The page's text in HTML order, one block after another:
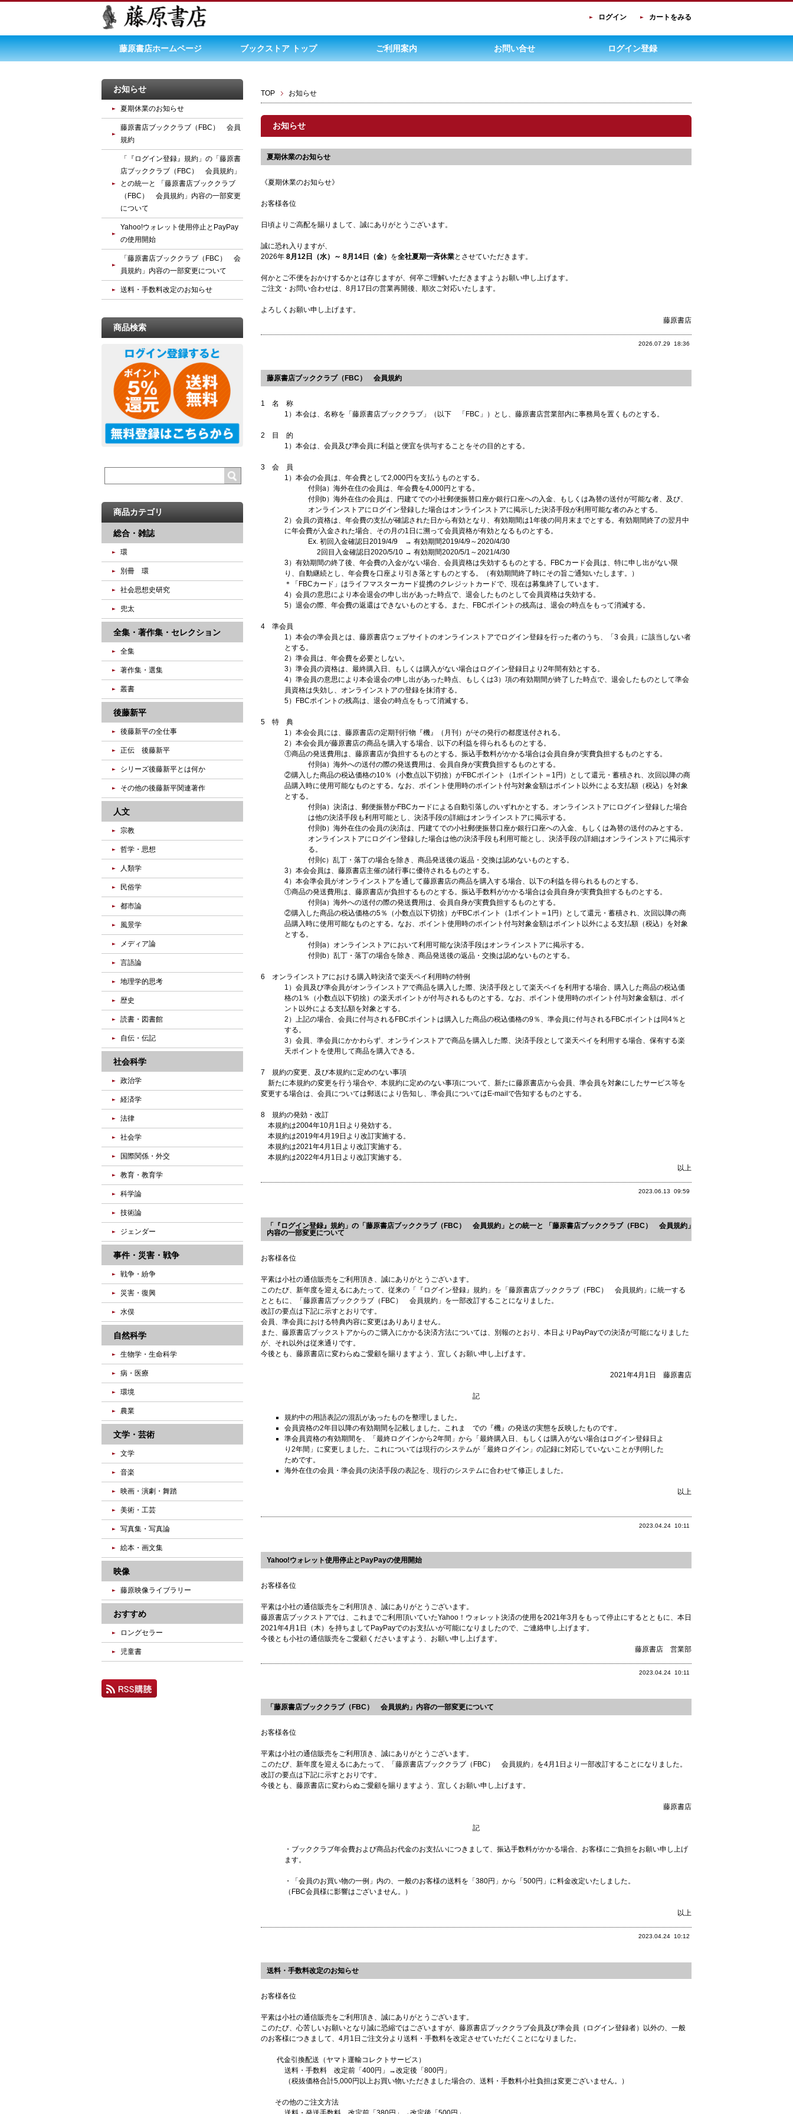
ログイン カートをみる
藤原書店ホームページ ブックストア トップ ご利用案内 お問い合せ ログイン登録
TOP お知らせ
お知らせ
夏期休業のお知らせ
《夏期休業のお知らせ》
お客様各位
日頃よりご高配を賜りまして、誠にありがとうございます。
誠に恐れ入りますが、
2026年 8月12日（水）～ 8月14日（金） を全社夏期一斉休業とさせていただきます。
何かとご不便をおかけするかとは存じますが、何卒ご理解いただきますようお願い申し上げます。
ご注文・お問い合わせは、8月17日の営業再開後、順次ご対応いたします。
よろしくお願い申し上げます。
藤原書店
2026.07.29 18:36
藤原書店ブッククラブ（FBC） 会員規約
1 名 称
1）本会は、名称を「藤原書店ブッククラブ」（以下 「FBC」）とし、藤原書店営業部内に事務局を置くものとする。
2 目 的
1）本会は、会員及び準会員に利益と便宜を供与することをその目的とする。
3 会 員
1）本会の会員は、年会費として2,000円を支払うものとする。
付則a）海外在住の会員は、年会費を4,000円とする。
付則b）海外在住の会員は、円建てでの小社郵便振替口座か銀行口座への入金、もしくは為替の送付が可能な者、及び、
オンラインストアにログイン登録した場合はオンラインストアに掲示した決済手段が利用可能な者のみとする。
2）会員の資格は、年会費の支払が確認された日から有効となり、有効期間は1年後の同月末までとする。有効期間終了の翌月中
に年会費が入金された場合、その月の1日に溯って会員資格が有効となるものとする。
Ex. 初回入金確認日2019/4/9 → 有効期間2019/4/9～2020/4/30
2回目入金確認日2020/5/10 → 有効期間2020/5/1～2021/4/30
3）有効期間の終了後、年会費の入金がない場合、会員資格は失効するものとする。FBCカード会員は、特に申し出がない限
り、自動継続とし、年会費を口座より引き落とすものとする。（有効期間終了時にその旨ご通知いたします。）
＊「FBCカード」はライフマスターカード提携のクレジットカードで、現在は募集終了しています。
4）会員の意思により本会退会の申し出があった時点で、退会したものとして会員資格は失効する。
5）退会の際、年会費の返還はできないものとする。また、FBCポイントの残高は、退会の時点をもって消滅する。
4 準会員
1）本会の準会員とは、藤原書店ウェブサイトのオンラインストアでログイン登録を行った者のうち、「3 会員」に該当しない者
とする。
2）準会員は、年会費を必要としない。
3）準会員の資格は、最終購入日、もしくは購入がない場合はログイン登録日より2年間有効とする。
4）準会員の意思により本会退会の申し出があった時点、もしくは3）項の有効期間が終了した時点で、退会したものとして準会
員資格は失効し、オンラインストアの登録を抹消する。
5）FBCポイントの残高は、退会の時点をもって消滅する。
5 特 典
1）本会会員には、藤原書店の定期刊行物『機』（月刊）がその発行の都度送付される。
2）本会会員が藤原書店の商品を購入する場合、以下の利益を得られるものとする。
①商品の発送費用は、藤原書店が負担するものとする。振込手数料がかかる場合は会員自身が実費負担するものとする。
付則a）海外への送付の際の発送費用は、会員自身が実費負担するものとする。
②購入した商品の税込価格の10％（小数点以下切捨）がFBCポイント（1ポイント＝1円）として還元・蓄積され、次回以降の商
品購入時に使用可能なものとする。なお、ポイント使用時のポイント付与対象金額はポイント以外による支払額（税込）を対象
とする。
付則a）決済は、郵便振替かFBCカードによる自動引落しのいずれかとする。オンラインストアにログイン登録した場合
は他の決済手段も利用可能とし、決済手段の詳細はオンラインストアに掲示する。
付則b）海外在住の会員の決済は、円建てでの小社郵便振替口座か銀行口座への入金、もしくは為替の送付のみとする。
オンラインストアにログイン登録した場合は他の決済手段も利用可能とし、決済手段の詳細はオンラインストアに掲示す
る。
付則c）乱丁・落丁の場合を除き、商品発送後の返品・交換は認めないものとする。
3）本会会員は、藤原書店主催の諸行事に優待されるものとする。
4）本会準会員がオンラインストアを通して藤原書店の商品を購入する場合、以下の利益を得られるものとする。
①商品の発送費用は、藤原書店が負担するものとする。振込手数料がかかる場合は会員自身が実費負担するものとする。
付則a）海外への送付の際の発送費用は、会員自身が実費負担するものとする。
②購入した商品の税込価格の5％（小数点以下切捨）がFBCポイント（1ポイント＝1円）として還元・蓄積され、次回以降の商
品購入時に使用可能なものとする。なお、ポイント使用時のポイント付与対象金額はポイント以外による支払額（税込）を対象
とする。
付則a）オンラインストアにおいて利用可能な決済手段はオンラインストアに掲示する。
付則b）乱丁・落丁の場合を除き、商品発送後の返品・交換は認めないものとする。
6 オンラインストアにおける購入時決済で楽天ペイ利用時の特例
1）会員及び準会員がオンラインストアで商品を購入した際、決済手段として楽天ペイを利用する場合、購入した商品の税込価
格の1％（小数点以下切捨）の楽天ポイントが付与されるものとする。なお、ポイント使用時のポイント付与対象金額は、ポイ
ント以外による支払額を対象とする。
2）上記の場合、会員に付与されるFBCポイントは購入した商品の税込価格の9％、準会員に付与されるFBCポイントは同4％と
する。
3）会員、準会員にかかわらず、オンラインストアで商品を購入した際、決済手段として楽天ペイを利用する場合、保有する楽
天ポイントを使用して商品を購入できる。
7 規約の変更、及び本規約に定めのない事項
新たに本規約の変更を行う場合や、本規約に定めのない事項について、新たに藤原書店から会員、準会員を対象にしたサービス等を
変更する場合は、会員については郵送により告知し、準会員についてはE-mailで告知するものとする。
8 規約の発効・改訂
本規約は2004年10月1日より発効する。
本規約は2019年4月19日より改訂実施する。
本規約は2021年4月1日より改訂実施する。
本規約は2022年4月1日より改訂実施する。
以上
2023.06.13 09:59
「『ログイン登録』規約」の「藤原書店ブッククラブ（FBC） 会員規約」との統一と 「藤原書店ブッククラブ（FBC） 会員規約」
内容の一部変更について
お客様各位
平素は小社の通信販売をご利用頂き、誠にありがとうございます。
このたび、新年度を迎えるにあたって、従来の「『ログイン登録』規約」を「藤原書店ブッククラブ（FBC） 会員規約」に統一する
とともに、「藤原書店ブッククラブ（FBC） 会員規約」を一部改訂することになりました。
改訂の要点は下記に示すとおりです。
会員、準会員における特典内容に変更はありありません。
また、藤原書店ブックストアからのご購入にかかる決済方法については、別報のとおり、本日よりPayPayでの決済が可能になりました
が、それ以外は従来通りです。
今後とも、藤原書店に変わらぬご愛顧を賜りますよう、宜しくお願い申し上げます。
2021年4月1日 藤原書店
記
規約中の用語表記の混乱があったものを整理しました。
会員資格の2年目以降の有効期間を記載しました。これま での『機』の発送の実態を反映したものです。
準会員資格の有効期間を、「最終ログインから2年間」から「最終購入日、もしくは購入がない場合はログイン登録日よ
り2年間」に変更しました。これについては現行のシステムが「最終ログイン」の記録に対応していないことが判明した
ためです。
海外在住の会員・準会員の決済手段の表記を、現行のシステムに合わせて修正しました。
以上
2023.04.24 10:11
Yahoo!ウォレット使用停止とPayPayの使用開始
お客様各位
平素は小社の通信販売をご利用頂き、誠にありがとうございます。
藤原書店ブックストアでは、これまでご利用頂いていたYahoo！ウォレット決済の使用を2021年3月をもって停止にするとともに、本日
2021年4月1日（木）を持ちましてPayPayでのお支払いが可能になりましたので、ご連絡申し上げます。
今後とも小社の通信販売をご愛顧くださいますよう、お願い申し上げます。
藤原書店 営業部
2023.04.24 10:11
「藤原書店ブッククラブ（FBC） 会員規約」内容の一部変更について
お客様各位
平素は小社の通信販売をご利用頂き、誠にありがとうございます。
このたび、新年度を迎えるにあたって、「藤原書店ブッククラブ（FBC） 会員規約」を4月1日より一部改訂することになりました。
改訂の要点は下記に示すとおりです。
今後とも、藤原書店に変わらぬご愛顧を賜りますよう、宜しくお願い申し上げます。
藤原書店
記
・ブッククラブ年会費および商品お代金のお支払いにつきまして、振込手数料がかかる場合、お客様にご負担をお願い申し上げ
ます。
・「会員のお買い物の一例」内の、一般のお客様の送料を「380円」から「500円」に料金改定いたしました。
（FBC会員様に影響はございません。）
以上
2023.04.24 10:12
送料・手数料改定のお知らせ
お客様各位
平素は小社の通信販売をご利用頂き、誠にありがとうございます。
このたび、心苦しいお願いとなり誠に恐縮ではございますが、藤原書店ブッククラブ会員及び準会員（ログイン登録者）以外の、一般
のお客様につきまして、4月1日ご注文分より送料・手数料を改定させていただくことになりました。
代金引換配送（ヤマト運輸コレクトサービス）
送料・手数料 改定前「400円」→改定後「800円」
（税抜価格合計5,000円以上お買い物いただきました場合の、送料・手数料小社負担は変更ございません。）
その他のご注文方法
お知らせ
夏期休業のお知らせ
藤原書店ブッククラブ（FBC） 会員
規約
「『ログイン登録』規約」の「藤原書
店ブッククラブ（FBC） 会員規約」
との統一と 「藤原書店ブッククラブ
（FBC） 会員規約」内容の一部変更
について
Yahoo!ウォレット使用停止とPayPay
の使用開始
「藤原書店ブッククラブ（FBC） 会
員規約」内容の一部変更について
送料・手数料改定のお知らせ
商品検索
商品カテゴリ
総合・雑誌
環
別冊 環
社会思想史研究
兜太
全集・著作集・セレクション
全集
著作集・選集
叢書
後藤新平
後藤新平の全仕事
正伝 後藤新平
シリーズ後藤新平とは何か
その他の後藤新平関連著作
人文
宗教
哲学・思想
人類学
民俗学
都市論
風景学
メディア論
言語論
地理学的思考
歴史
読書・図書館
自伝・伝記
社会科学
政治学
経済学
法律
社会学
国際関係・外交
教育・教育学
科学論
技術論
ジェンダー
事件・災害・戦争
戦争・紛争
災害・復興
水俣
自然科学
生物学・生命科学
病・医療
環境
農業
文学・芸術
文学
音楽
映画・演劇・舞踏
美術・工芸
写真集・写真論
絵本・画文集
映像
藤原映像ライブラリー
おすすめ
ロングセラー
児童書